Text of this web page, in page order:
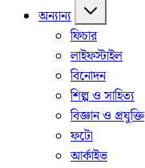
অন্যান্য
ফিচার
লাইফস্টাইল
বিনোদন
শিল্প ও সাহিত্য
বিজ্ঞান ও প্রযুক্তি
ফটো
আর্কাইভ